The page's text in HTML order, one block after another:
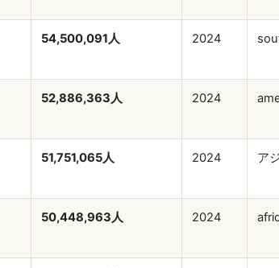
54,500,091人 2024
52,886,363人 2024
51,751,065人 2024 ア
50,448,963人 2024